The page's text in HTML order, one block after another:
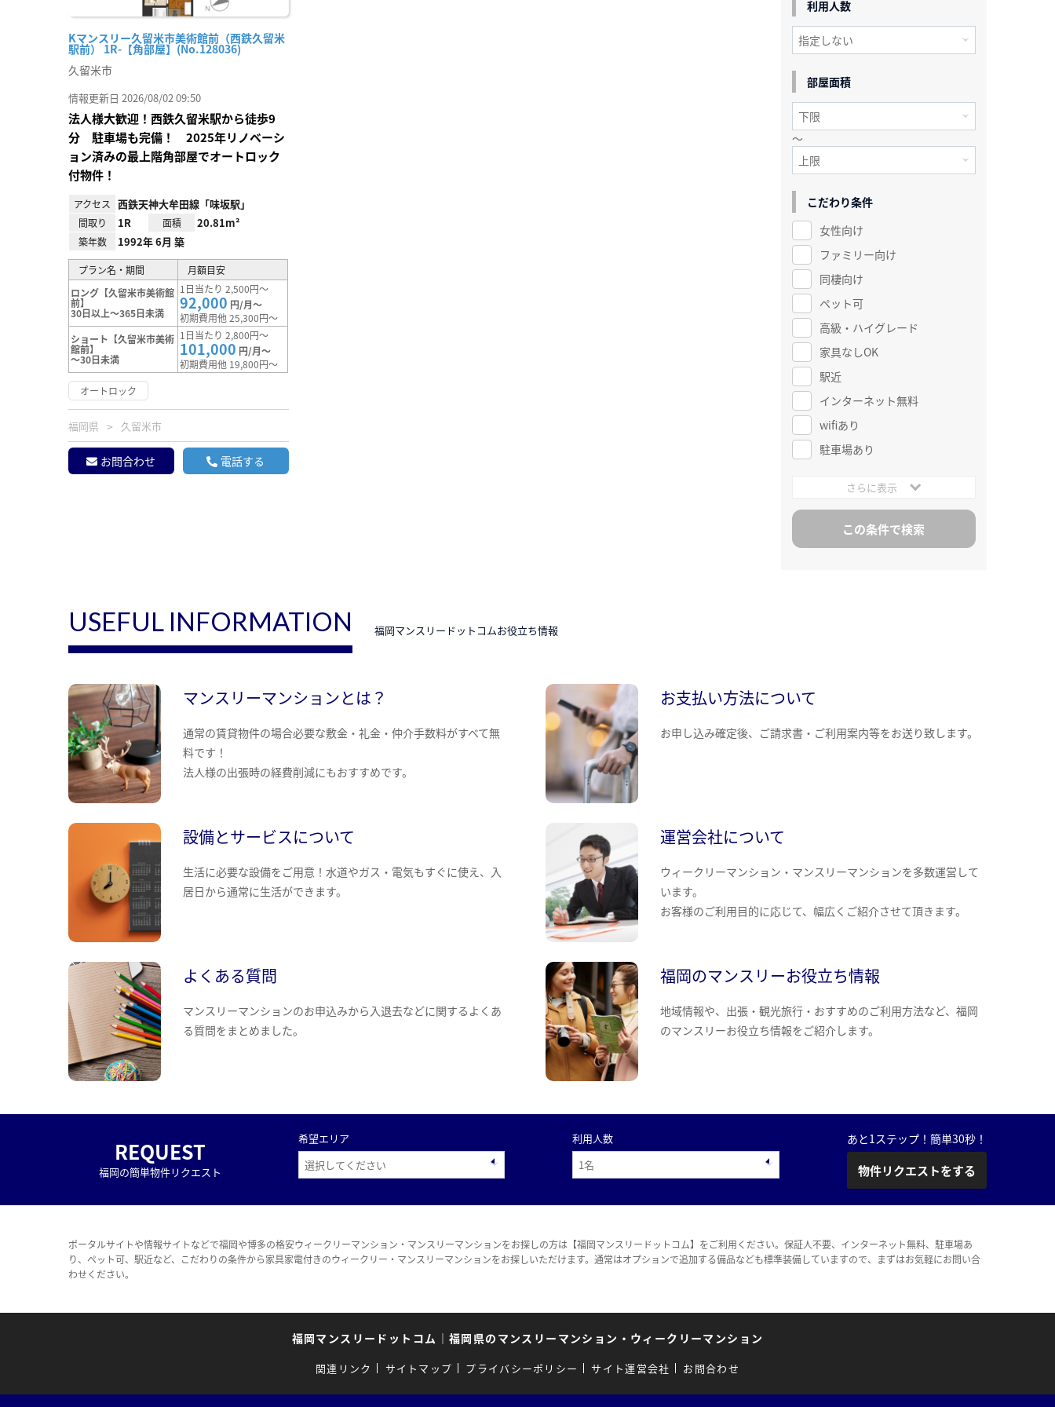
Kマンスリー久留米市美術館前（西鉄久留米
駅前） 1R-【角部屋】(No.128036)
久留米市
情報更新日 2026/08/02 09:50
法人様大歓迎！西鉄久留米駅から徒歩9
分 駐車場も完備！ 2025年リノベーシ
ョン済みの最上階角部屋でオートロック
付物件！
アクセス 西鉄天神大牟田線「味坂駅」
間取り 1R 面積 20.81m²
築年数 1992年 6月 築
プラン名・期間
月額目安
ロング【久留米市美術館
前】
30日以上～365日未満
1日当たり 2,500円～
92,000 円/月～
初期費用他 25,300円～
ショート【久留米市美術
館前】
～30日未満
1日当たり 2,800円～
101,000 円/月～
初期費用他 19,800円～
オートロック
福岡県 久留米市
お問合わせ 電話する
利用人数
部屋面積
～
こだわり条件
女性向け
ファミリー向け
同棲向け
ペット可
高級・ハイグレード
家具なしOK
駅近
インターネット無料
wifiあり
駐車場あり
さらに表示
USEFUL INFORMATION 福岡マンスリードットコムお役立ち情報
マンスリーマンションとは？
通常の賃貸物件の場合必要な敷金・礼金・仲介手数料がすべて無
料です！
法人様の出張時の経費削減にもおすすめです。
お支払い方法について
お申し込み確定後、ご請求書・ご利用案内等をお送り致します。
設備とサービスについて
生活に必要な設備をご用意！水道やガス・電気もすぐに使え、入
居日から通常に生活ができます。
運営会社について
ウィークリーマンション・マンスリーマンションを多数運営して
います。
お客様のご利用目的に応じて、幅広くご紹介させて頂きます。
よくある質問
マンスリーマンションのお申込みから入退去などに関するよくあ
る質問をまとめました。
福岡のマンスリーお役立ち情報
地域情報や、出張・観光旅行・おすすめのご利用方法など、福岡
のマンスリーお役立ち情報をご紹介します。
REQUEST
福岡の簡単物件リクエスト
希望エリア 利用人数 あと1ステップ！簡単30秒！
物件リクエストをする
ポータルサイトや情報サイトなどで福岡や博多の格安ウィークリーマンション・マンスリーマンションをお探しの方は【福岡マンスリードットコム】をご利用ください。保証人不要、インターネット無料、駐車場あ
り、ペット可、駅近など、こだわりの条件から家具家電付きのウィークリー・マンスリーマンションをお探しいただけます。通常はオプションで追加する備品なども標準装備していますので、まずはお気軽にお問い合
わせください。
福岡マンスリードットコム ｜ 福岡県のマンスリーマンション・ウィークリーマンション
関連リンク サイトマップ プライバシーポリシー サイト運営会社 お問合わせ